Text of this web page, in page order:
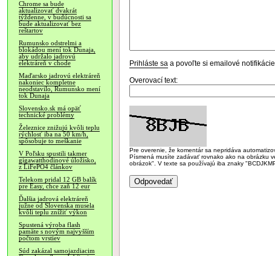
Chrome sa bude
aktualizovať dvakrát
týždenne, v budúcnosti sa
bude aktualizovať bez
reštartov
Rumunsko odstrelmi a
blokádou mení tok Dunaja,
aby udržalo jadrovú
elektráreň v chode
Maďarsko jadrovú elektráreň
nakoniec kompletne
neodstavilo, Rumunsko mení
tok Dunaja
Slovensko.sk má opäť
technické problémy
Železnice znižujú kvôli teplu
rýchlosť iba na 50 km/h,
spôsobuje to meškanie
V Poľsku spustili takmer
gigawatthodinové úložisko,
z LiFePO4 článkov
Telekom pridal 12 GB balík
pre Easy, chce zaň 12 eur
Ďalšia jadrová elektráreň
južne od Slovenska musela
kvôli teplu znížiť výkon
Spustená výroba flash
pamäte s novým najvyšším
počtom vrstiev
Súd zakázal samojazdiacim
Prihláste sa a povoľte si emailové
Overovací text:
Pre overenie, že komentár sa nepridáva
Písmená musíte zadávať rovnako ako na obrázku
obrázok". V texte sa používajú iba znaky